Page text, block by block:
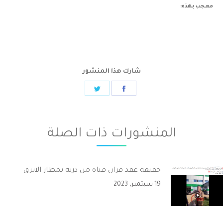
معجب بهذه:
شارك هذا المنشور
المنشورات ذات الصلة
حقيقة عقد قران فتاة من درنة بمطار الابرق
19 سبتمبر، 2023